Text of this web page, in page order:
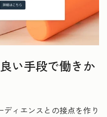
い手段で働きか
ィエンスとの接点を作り